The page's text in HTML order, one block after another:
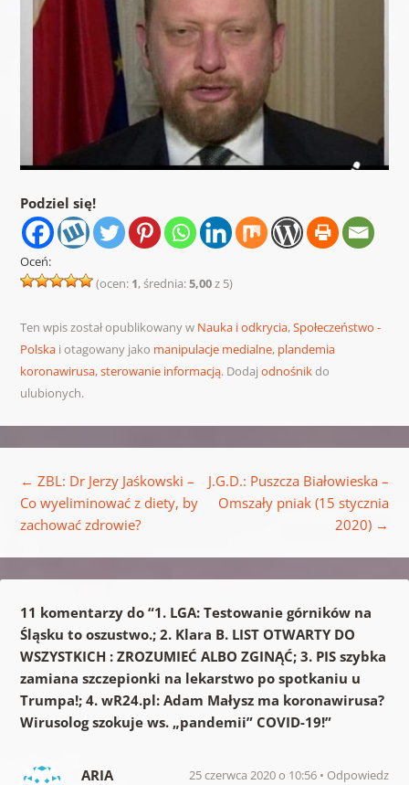
Podziel się!
Oceń:
(ocen: 1, średnia:5,00z 5)
Ten wpis został opublikowany w Nauka i odkrycia,Społeczeństwo -
Polskai otagowany jako manipulacje medialne, plandemia
koronawirusa,sterowanie informacją. Dodaj odnośnikdo
ulubionych.
← ZBL: Dr Jerzy Jaśkowski –
Co wyeliminować z diety, by
zachować zdrowie?
J.G.D.: Puszcza Białowieska –
Omszały pniak (15 stycznia
2020) →
11 komentarzy do “1. LGA: Testowanie górników na
Śląsku to oszustwo.; 2. Klara B. LIST OTWARTY DO
WSZYSTKICH : ZROZUMIEĆ ALBO ZGINĄĆ; 3. PIS szybka
zamiana szczepionki na lekarstwo po spotkaniu u
Trumpa!; 4. wR24.pl: Adam Małysz ma koronawirusa?
Wirusolog szokuje ws. „pandemii” COVID-19!”
ARIA 25 czerwca 2020 o 10:56 Odpowiedz